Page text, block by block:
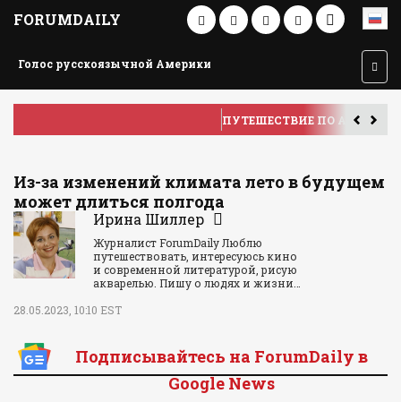
FORUMDAILY
Голос русскоязычной Америки
Из-за изменений климата лето в будущем
может длиться полгода
Ирина Шиллер
Журналист ForumDaily Люблю
путешествовать, интересуюсь кино
и современной литературой, рисую
акварелью. Пишу о людях и жизни…
28.05.2023, 10:10 EST
Подписывайтесь на ForumDaily в
Google News